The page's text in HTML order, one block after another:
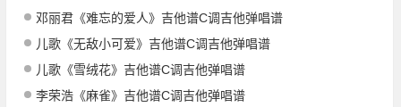
邓丽君《难忘的爱人》吉他谱C调吉他弹唱谱
儿歌《无敌小可爱》吉他谱C调吉他弹唱谱
儿歌《雪绒花》吉他谱C调吉他弹唱谱
李荣浩《麻雀》吉他谱C调吉他弹唱谱